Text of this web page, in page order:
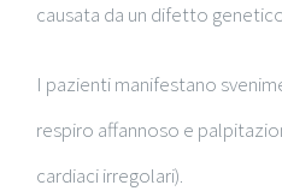
causata da un difetto
I pazienti manifestano
respiro affannoso e
cardiaci irregolari).